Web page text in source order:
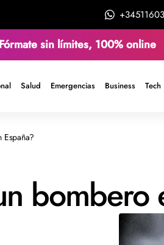
Salud Emergencias Business Tech
España?
bombero
Fórmate sin límites, 100% online